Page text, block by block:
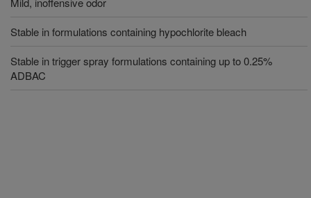
Stable in formulations containing hypochlorite bleach
Stable in trigger spray formulations containing up to 0.25%
ADBAC